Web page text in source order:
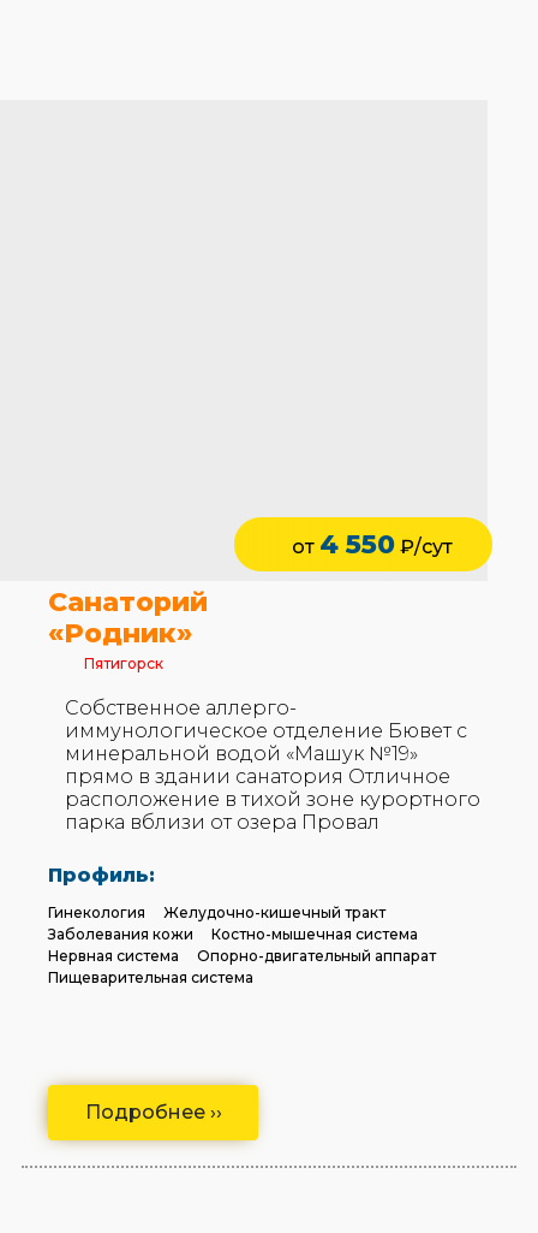
Подробнее ››
Санаторий
«Родник»
Пятигорск
Собственное аллерго-
иммунологическое отделение Бювет с
минеральной водой «Машук №19»
прямо в здании санатория Отличное
расположение в тихой зоне курортного
парка вблизи от озера Провал
Профиль:
Гинекология
Желудочно-кишечный тракт
Заболевания кожи
Костно-мышечная система
Нервная система
Опорно-двигательный аппарат
Пищеварительная система
от 4 550 ₽/сут